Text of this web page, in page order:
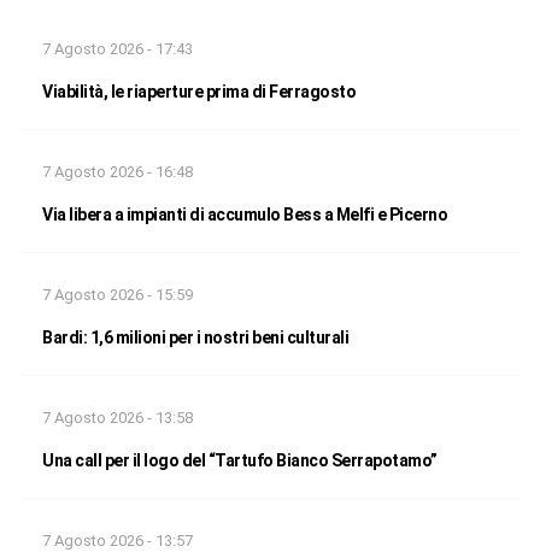
7 Agosto 2026 - 17:43
Viabilità, le riaperture prima di Ferragosto
7 Agosto 2026 - 16:48
Via libera a impianti di accumulo Bess a Melfi e Picerno
7 Agosto 2026 - 15:59
Bardi: 1,6 milioni per i nostri beni culturali
7 Agosto 2026 - 13:58
Una call per il logo del “Tartufo Bianco Serrapotamo”
7 Agosto 2026 - 13:57